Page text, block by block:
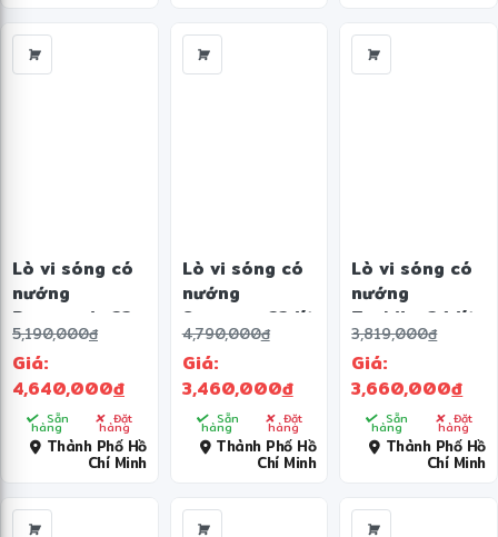
Lò vi sóng có
nướng
Panasonic 23
lít NN-
CT36HBYUE
5,190,000đ
Giá:
4,640,000đ
Sẵn
hàng Đặt
hàng
Thành Phố Hồ
Chí Minh
Lò vi sóng có
nướng
Samsung 23 lít
4,790,000đ
Giá:
3,460,000đ
Sẵn
hàng Đặt
hàng
Thành Phố Hồ
Chí Minh
Lò vi sóng có
nướng
Toshiba 34 lít
ER-
SGS34(S1)VN
3,819,000đ
Giá:
3,660,000đ
Sẵn
hàng Đặt
hàng
Thành Phố Hồ
Chí Minh